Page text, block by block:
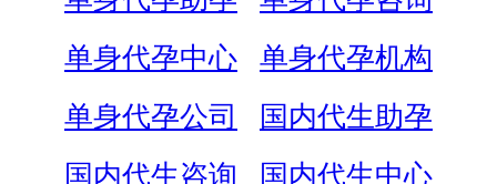
单身代孕中心
单身代孕机构
单身代孕公司
国内代生助孕
国内代生咨询
国内代生中心